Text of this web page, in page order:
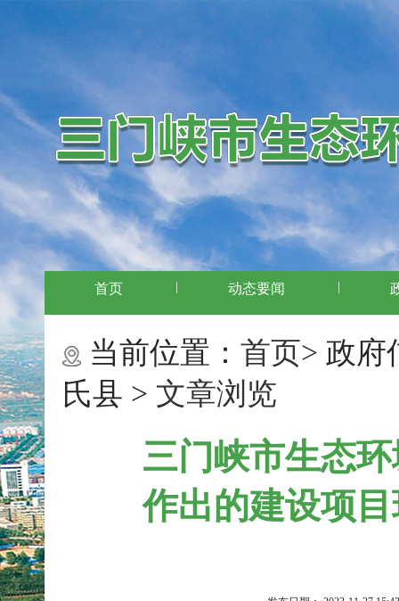
首页 动态要闻
当前位置： 首页> 政府
氏县 > 文章浏览
三门峡市生态
作出的建设项